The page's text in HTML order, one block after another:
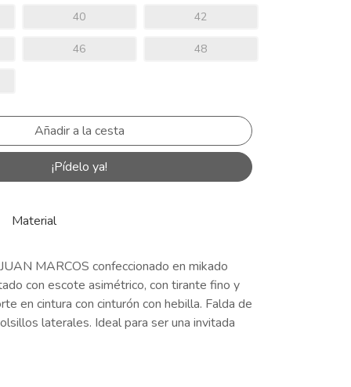
40 42
46 48
¡Pídelo ya!
Material
MARCOS confeccionado en mikado
con escote asimétrico, con tirante fino y
en cintura con cinturón con hebilla. Falda de
laterales. Ideal para ser una invitada